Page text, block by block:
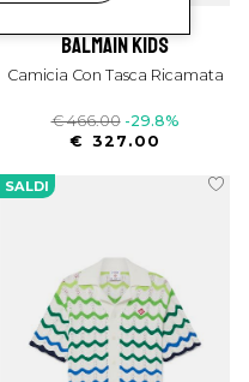
balmain kids
Camicia Con Tasca Ricamata
€ 466.00 -29.8%
€ 327.00
SALDI